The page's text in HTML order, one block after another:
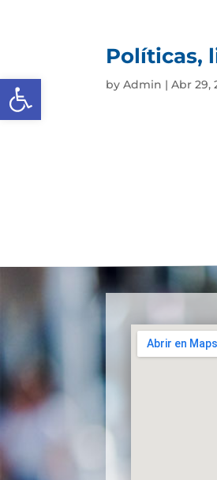
Abrir barra de herramientas
Políticas,
byAdmin |Abr 29,